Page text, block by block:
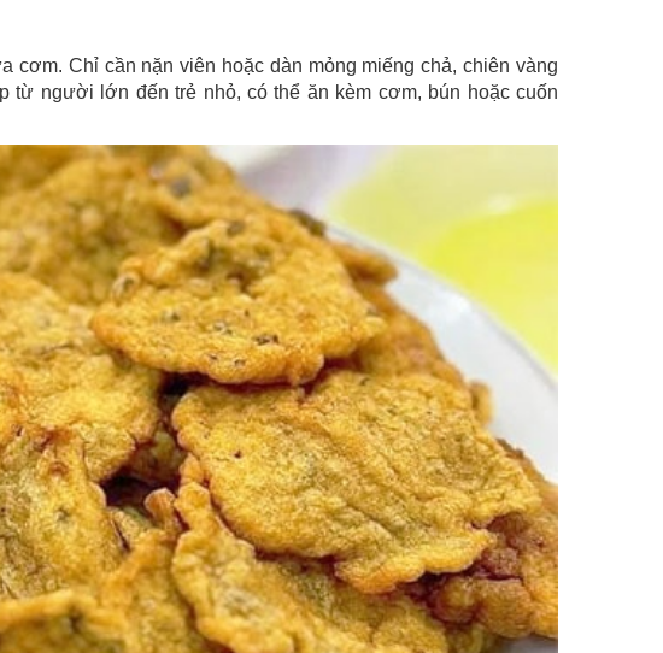
Chỉ cần nặn viên hoặc dàn mỏng miếng chả, chiên vàng
từ người lớn đến trẻ nhỏ, có thể ăn kèm cơm, bún hoặc cuốn